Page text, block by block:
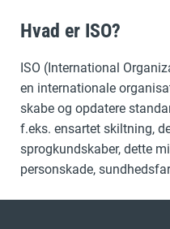
Hvad er ISO?
ISO (International
en internationale
skabe og opdatere
f.eks. ensartet skiltning,
sprogkundskaber, dette
personskade,